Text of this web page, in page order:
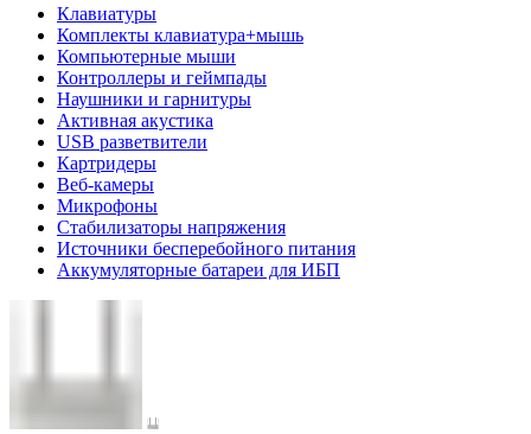
Клавиатуры
Комплекты клавиатура+мышь
Компьютерные мыши
Контроллеры и геймпады
Наушники и гарнитуры
Активная акустика
USB разветвители
Картридеры
Веб-камеры
Микрофоны
Стабилизаторы напряжения
Источники бесперебойного питания
Аккумуляторные батареи для ИБП